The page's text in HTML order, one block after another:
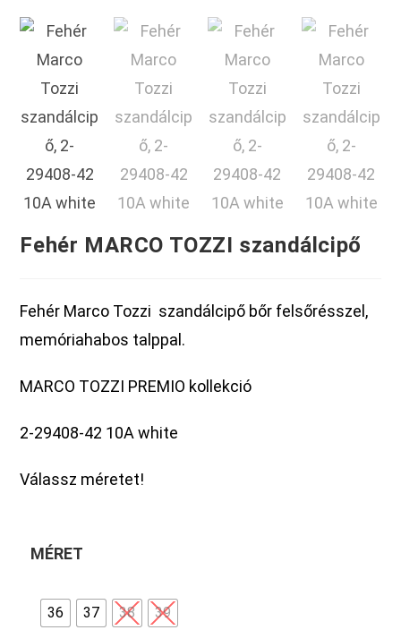
Fehér MARCO TOZZI szandálcipő
Fehér Marco Tozzi szandálcipő bőr felsőrésszel,
memóriahabos talppal.
MARCO TOZZI PREMIO kollekció
2-29408-42 10A white
Válassz méretet!
MÉRET
36 37 38 39